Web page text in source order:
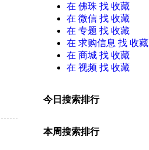
在 佛珠 找 收藏
在 微信 找 收藏
在 专题 找 收藏
在 求购信息 找 收藏
在 商城 找 收藏
在 视频 找 收藏
今日搜索排行
本周搜索排行